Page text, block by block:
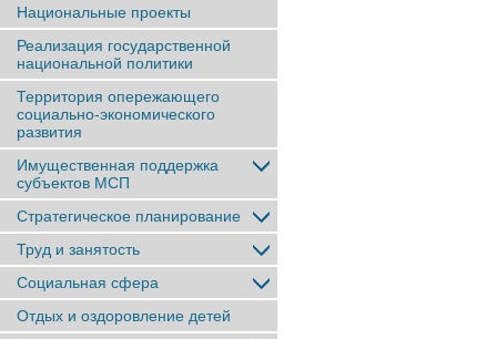
Национальные проекты
Реализация государственной
национальной политики
Территория опережающего
социально-экономического
развития
Имущественная поддержка
субъектов МСП
Стратегическое планирование
Труд и занятость
Социальная сфера
Отдых и оздоровление детей